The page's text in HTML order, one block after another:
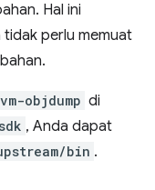
Hal ini
perlu memuat
objdump di
, Anda dapat
bin .